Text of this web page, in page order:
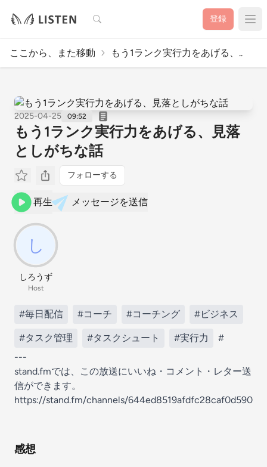
検索 登録
ここから、また移動 もう1ランク実行力をあげる、..
2025-04-25 09:52
もう1ランク実行力をあげる、見落
としがちな話
フォローする
再生 メッセージを送信
しろうず
Host
#毎日配信 #コーチ #コーチング #ビジネス
#タスク管理 #タスクシュート #実行力
#
---
stand.fmでは、この放送にいいね・コメント・レター送
信ができます。
https://stand.fm/channels/644ed8519afdfc28caf0d590
感想